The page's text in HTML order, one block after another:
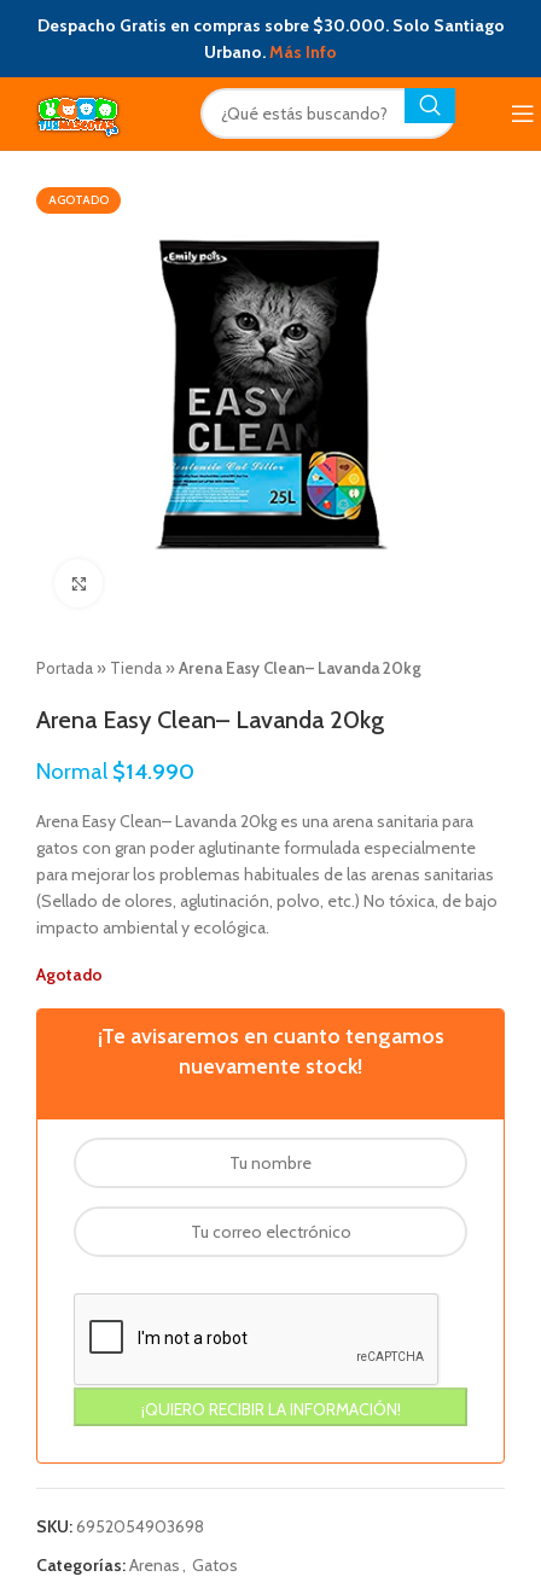
Despacho Gratis en compras sobre $30.000. Solo Santiago
Urbano.Más Info
AGOTADO
Portada » Tienda »Arena Easy Clean– Lavanda 20kg
Arena Easy Clean– Lavanda 20kg
Normal $14.990
Arena Easy Clean– Lavanda 20kg es una arena sanitaria para
gatos con gran poder aglutinante formulada especialmente
para mejorar los problemas habituales de las arenas sanitarias
(Sellado de olores, aglutinación, polvo, etc.) No tóxica, de bajo
impacto ambiental y ecológica.
Agotado
¡Te avisaremos en cuanto tengamos
nuevamente stock!
SKU:6952054903698
Categorías:Arenas, Gatos